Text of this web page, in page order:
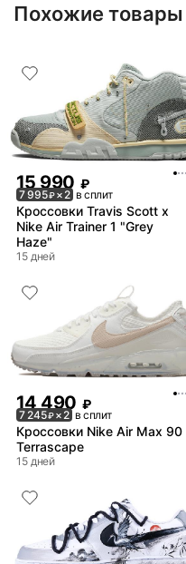
Похожие товары
15 990 ₽
7 995₽× 2 в сплит
Кроссовки Travis Scott x
Nike Air Trainer 1 "Grey
Haze"
15 дней
14 490 ₽
7 245₽× 2 в сплит
Кроссовки Nike Air Max 90
Terrascape
15 дней